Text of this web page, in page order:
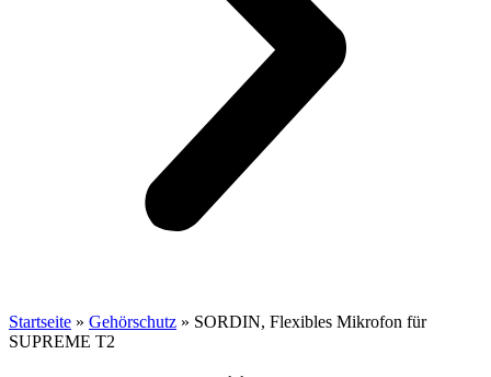
Startseite » Gehörschutz » SORDIN, Flexibles Mikrofon für
SUPREME T2